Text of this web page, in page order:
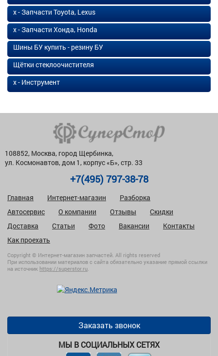
х - Запчасти Toyota, Lexus
х - Запчасти Хонда, Honda
Шины БУ купить - резину БУ
Щётки стеклоочистителя
х - Инструмент
108852, Москва, город Щербинка,
ул. Космонавтов, дом 1, корпус «Б», стр. 33
+7(495) 797-38-78
Главная Интернет-магазин
Разборка
Автосервис
О компании Отзывы
Скидки
Доставка
Статьи Фото Вакансии
Контакты
Как проехать
Copyright © Интернет-магазин запчастей. All rights reserved
При использовании материалов с сайта обязательно указание прямой ссылки
на источник https://superstor.ru.
Заказать звонок
МЫ В СОЦИАЛЬНЫХ СЕТЯХ